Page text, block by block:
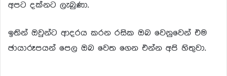
අපට දක්නට ලැබුණා.
ඉතින් ඔවුන්ට ආදරය කරන රසික ඔබ වෙනුවෙන් එම
ඡායාරූපයන් පෙල ඔබ වෙත ගෙන එන්න අපි හිතුවා.